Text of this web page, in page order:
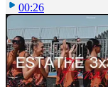
00:26